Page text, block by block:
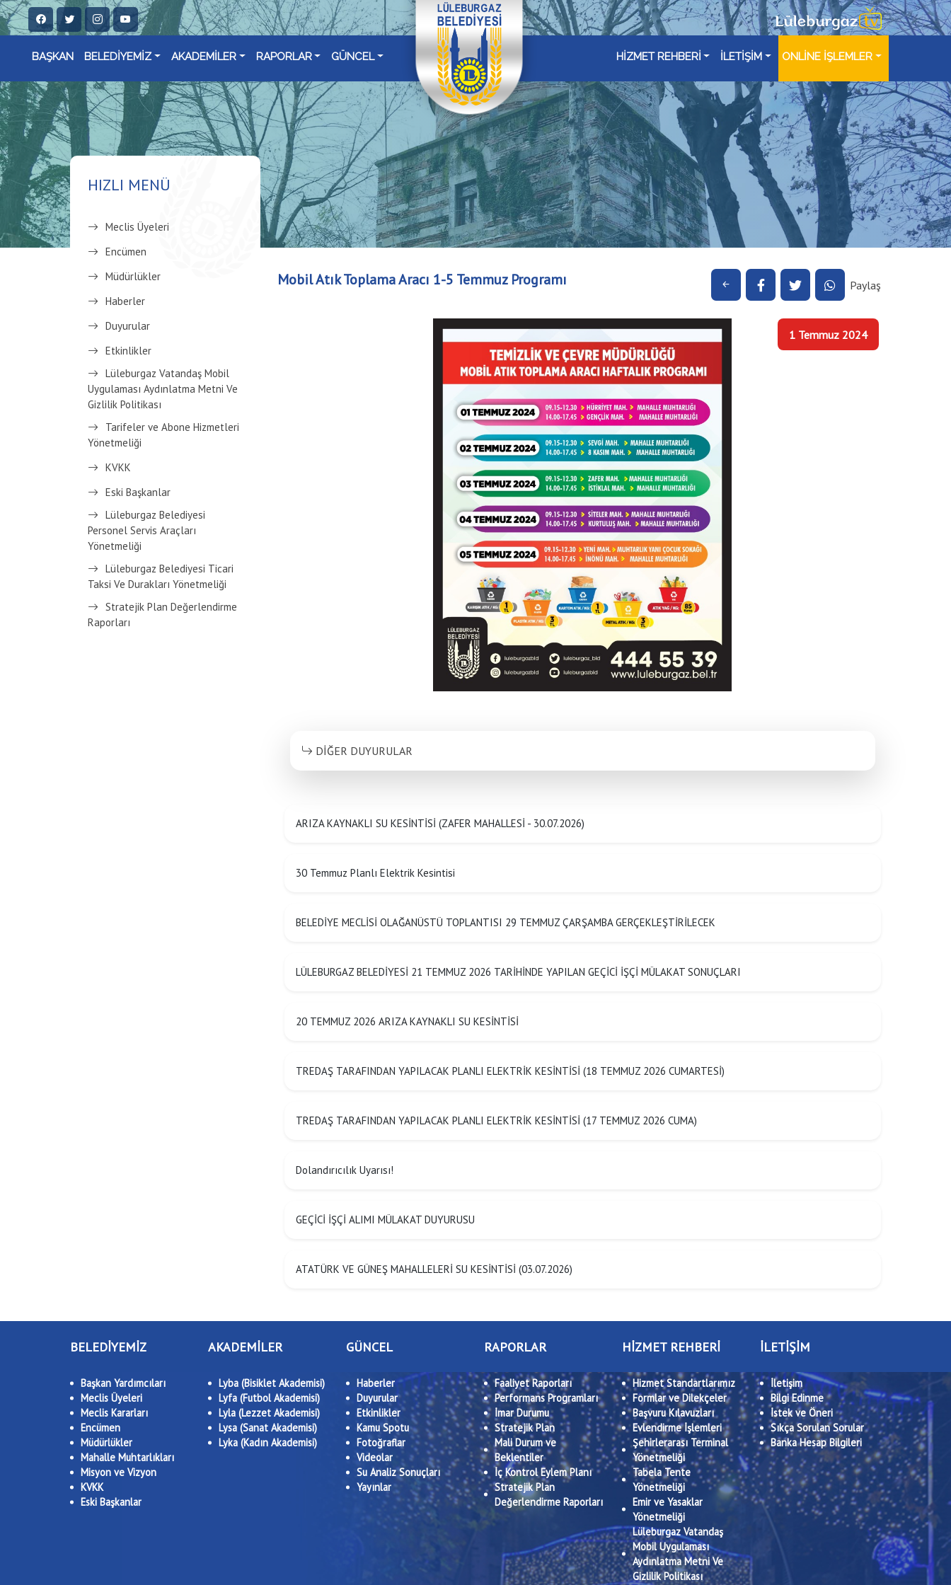
BAŞKAN BELEDİYEMİZ AKADEMİLER RAPORLAR GÜNCEL HİZMET REHBERİ İLETİŞİM ONLİNE İŞLEMLER
HIZLI MENÜ
Meclis Üyeleri
Encümen
Müdürlükler
Haberler
Duyurular
Etkinlikler
Lüleburgaz Vatandaş Mobil
Uygulaması Aydınlatma Metni Ve
Gizlilik Politikası
Tarifeler ve Abone Hizmetleri
Yönetmeliği
KVKK
Eski Başkanlar
Lüleburgaz Belediyesi
Personel Servis Araçları
Yönetmeliği
Lüleburgaz Belediyesi Ticari
Taksi Ve Durakları Yönetmeliği
Stratejik Plan Değerlendirme
Raporları
Mobil Atık Toplama Aracı 1-5 Temmuz Programı Paylaş
1 Temmuz 2024
DİĞER DUYURULAR
ARIZA KAYNAKLI SU KESİNTİSİ (ZAFER MAHALLESİ - 30.07.2026)
30 Temmuz Planlı Elektrik Kesintisi
BELEDİYE MECLİSİ OLAĞANÜSTÜ TOPLANTISI 29 TEMMUZ ÇARŞAMBA GERÇEKLEŞTİRİLECEK
LÜLEBURGAZ BELEDİYESİ 21 TEMMUZ 2026 TARİHİNDE YAPILAN GEÇİCİ İŞÇİ MÜLAKAT SONUÇLARI
20 TEMMUZ 2026 ARIZA KAYNAKLI SU KESİNTİSİ
TREDAŞ TARAFINDAN YAPILACAK PLANLI ELEKTRİK KESİNTİSİ (18 TEMMUZ 2026 CUMARTESİ)
TREDAŞ TARAFINDAN YAPILACAK PLANLI ELEKTRİK KESİNTİSİ (17 TEMMUZ 2026 CUMA)
Dolandırıcılık Uyarısı!
GEÇİCİ İŞÇİ ALIMI MÜLAKAT DUYURUSU
ATATÜRK VE GÜNEŞ MAHALLELERİ SU KESİNTİSİ (03.07.2026)
BELEDİYEMİZ
Başkan Yardımcıları
Meclis Üyeleri
Meclis Kararları
Encümen
Müdürlükler
Mahalle Muhtarlıkları
Misyon ve Vizyon
KVKK
Eski Başkanlar
AKADEMİLER
Lyba (Bisiklet Akademisi)
Lyfa (Futbol Akademisi)
Lyla (Lezzet Akademisi)
Lysa (Sanat Akademisi)
Lyka (Kadın Akademisi)
GÜNCEL
Haberler
Duyurular
Etkinlikler
Kamu Spotu
Fotoğraflar
Videolar
Su Analiz Sonuçları
Yayınlar
RAPORLAR
Faaliyet Raporları
Performans Programları
İmar Durumu
Stratejik Plan
Mali Durum ve
Beklentiler
İç Kontrol Eylem Planı
Stratejik Plan
Değerlendirme Raporları
HİZMET REHBERİ
Hizmet Standartlarımız
Formlar ve Dilekçeler
Başvuru Kılavuzları
Evlendirme İşlemleri
Şehirlerarası Terminal
Yönetmeliği
Tabela Tente
Yönetmeliği
Emir ve Yasaklar
Yönetmeliği
Lüleburgaz Vatandaş
Mobil Uygulaması
Aydınlatma Metni Ve
Gizlilik Politikası
İLETİŞİM
İletişim
Bilgi Edinme
İstek ve Öneri
Sıkça Sorulan Sorular
Banka Hesap Bilgileri